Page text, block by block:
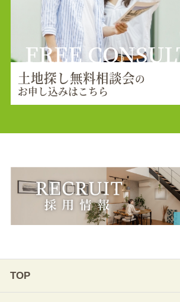
FREE
土地探し無料相談会の
お申し込みはこちら
TOP